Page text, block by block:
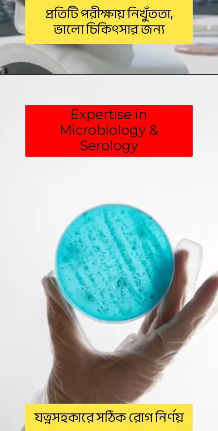
প্রতিটি পরীক্ষায় নিখুঁততা,
ভালো চিকিৎসার জন্য
Expertise in
Microbiology &
Serology
যত্নসহকারে সঠিক রোগ নির্ণয়